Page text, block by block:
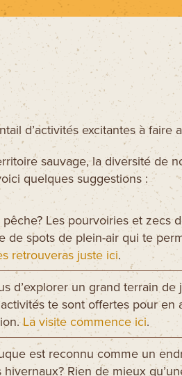
FAIRE?
MOTO
d’activités excitantes à faire
sauvage, la diversité de
quelques suggestions :
Les pourvoiries et zecs
de spots de plein-air qui te
retrouveras juste ici.
d’explorer un grand terrain
te sont offertes pour
La visite commence ici.
est reconnu comme un
Rien de mieux